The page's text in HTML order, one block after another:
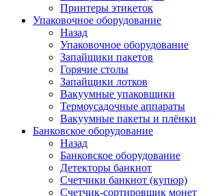
Принтеры этикеток
Упаковочное оборудование
Назад
Упаковочное оборудование
Запайщики пакетов
Горячие столы
Запайщики лотков
Вакуумные упаковщики
Термоусадочные аппараты
Вакуумные пакеты и плёнки
Банковское оборудование
Назад
Банковское оборудование
Детекторы банкнот
Cчетчики банкнот (купюр)
Счетчик-сортировщик монет